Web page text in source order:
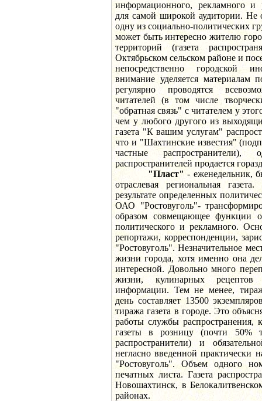
информационного, рекламного и
для самой широкой аудитории. Не
одну из социально-политических
может быть интересно жителю
территорий (газета
Октябрьском сельском районе и
непосредственно городской
внимание уделяется материалам
регулярно проводятся
читателей (в том числе
"обратная связь" с читателем у
чем у любого другого из
газета "К вашим услугам"
что и "Шахтинские известия"
частные распространители),
распространителей продается
"Пласт" - еженедельник,
отраслевая региональная
результате определенных
ОАО "Ростовуголь"-
образом совмещающее функции
политического и рекламного.
репортажи, корреспонденции,
"Ростовуголь". Незначительное
жизни города, хотя именно она
интересной. Довольно много
жизни, кулинарных
информации. Тем не менее,
день составляет 13500
тиража газета в городе. Это
работы службы распространения,
газеты в розницу (почти 50%
распространители) и
негласно введенной практически
"Ростовуголь". Объем одного
печатных листа. Газета
Новошахтинск, в
районах.